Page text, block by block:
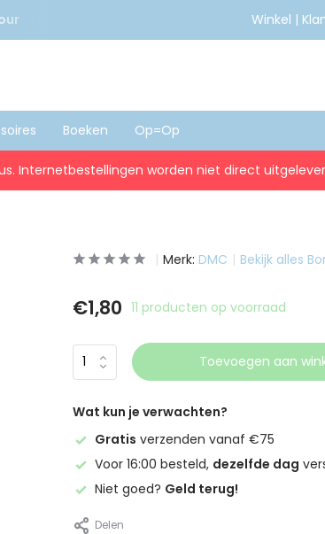
besteld, Winkel |‎
Boeken Op=Op
Internetbestellingen worden niet direct
Merk: DMC Bekijk alles
€1,80 11 producten op voorraad
Toevoegen aan
Wat kun je verwachten?
Gratis verzenden vanaf €75
Voor 16:00 besteld, dezelfde dag
Niet goed? Geld terug!
Delen